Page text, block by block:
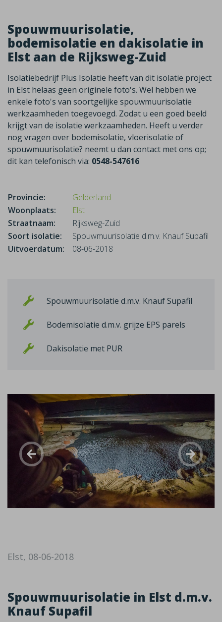
Spouwmuurisolatie,
bodemisolatie en dakisolatie in
Elst aan de Rijksweg-Zuid
Isolatiebedrijf Plus Isolatie heeft van dit isolatie project
in Elst helaas geen originele foto's. Wel hebben we
enkele foto's van soortgelijke spouwmuurisolatie
werkzaamheden toegevoegd. Zodat u een goed beeld
krijgt van de isolatie werkzaamheden. Heeft u verder
nog vragen over bodemisolatie, vloerisolatie of
spouwmuurisolatie? neemt u dan contact met ons op;
dit kan telefonisch via: 0548-547616
Provincie:
Gelderland
Woonplaats:
Elst
Straatnaam:
Rijksweg-Zuid
Soort isolatie:
Spouwmuurisolatie d.m.v. Knauf Supafil
Uitvoerdatum:
08-06-2018
Spouwmuurisolatie d.m.v. Knauf Supafil
Bodemisolatie d.m.v. grijze EPS parels
Dakisolatie met PUR
Elst, 08-06-2018
Spouwmuurisolatie in Elst d.m.v.
Knauf Supafil